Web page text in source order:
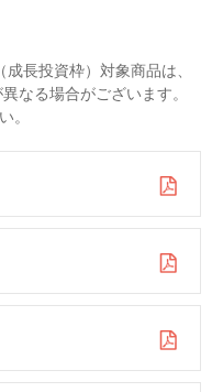
長投資枠）対象商品は、
なる場合がございます。
。